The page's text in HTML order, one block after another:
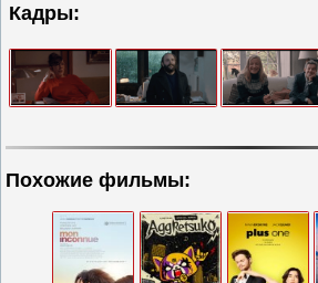
Кадры:
Похожие фильмы: